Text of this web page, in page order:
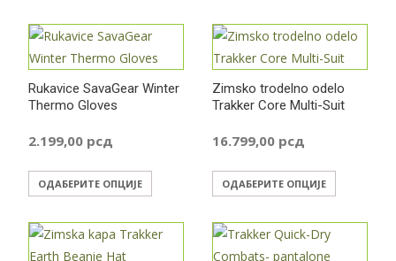
Rukavice SavaGear Winter
Thermo Gloves
2.199,00 рсд
ОДАБЕРИТЕ ОПЦИЈЕ
има
Zimsko trodelno odelo
Trakker Core Multi-Suit
16.799,00 рсд
ОДАБЕРИТЕ ОПЦИЈЕ
има